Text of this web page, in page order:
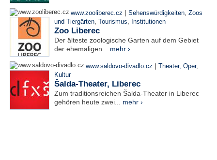
www.zooliberec.cz | Sehenswürdigkeiten, Zoos
und Tiergärten, Tourismus, Institutionen
Zoo Liberec
Der älteste zoologische Garten auf dem Gebiet
der ehemaligen... mehr ›
www.saldovo-divadlo.cz | Theater, Oper,
Kultur
Šalda-Theater, Liberec
Zum traditionsreichen Šalda-Theater in Liberec
gehören heute zwei... mehr ›